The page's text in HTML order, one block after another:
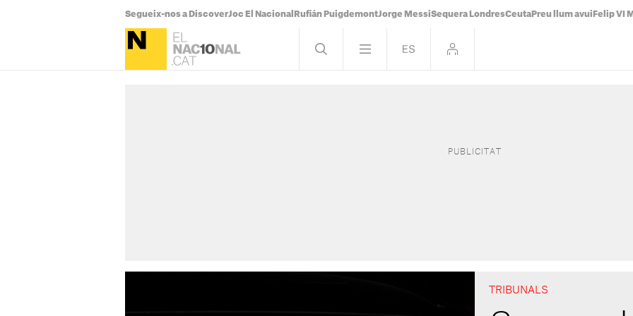
Segueix-nos a DiscoverJoc El Nacional Rufián PuigdemontJorge MessiSequera LondresCeuta Preu llum avui Felip VI
TRIBUNALS